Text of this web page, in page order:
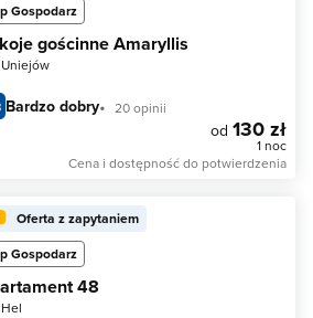
Gospodarz
gościnne Amaryllis
Uniejów
Bardzo dobry 20 opinii
od 130 zł
1 noc
Cena i dostępność do potwierdzenia
Oferta z zapytaniem
Gospodarz
48
Hel